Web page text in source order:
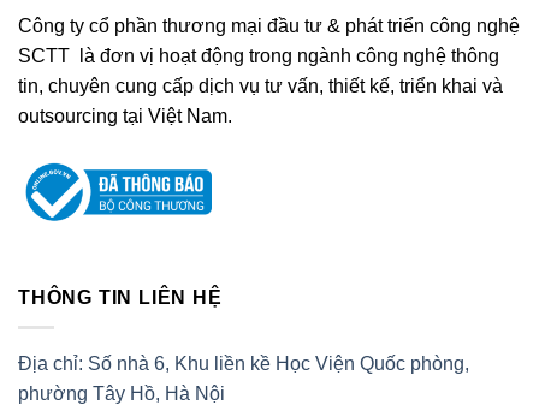
Công ty cổ phần thương mại đầu tư & phát triển công nghệ
SCTT là đơn vị hoạt động trong ngành công nghệ thông
tin, chuyên cung cấp dịch vụ tư vấn, thiết kế, triển khai và
outsourcing tại Việt Nam.
THÔNG TIN LIÊN HỆ
Địa chỉ: Số nhà 6, Khu liền kề Học Viện Quốc phòng,
phường Tây Hồ, Hà Nội